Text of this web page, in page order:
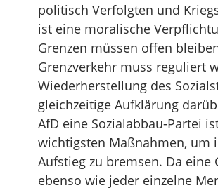
politisch Verfolgten und
ist eine moralische
Grenzen müssen offen
Grenzverkehr muss reguliert
Wiederherstellung des
gleichzeitige Aufklärung
AfD eine Sozialabbau-Partei
wichtigsten Maßnahmen, um
Aufstieg zu bremsen. Da eine
ebenso wie jeder einzelne